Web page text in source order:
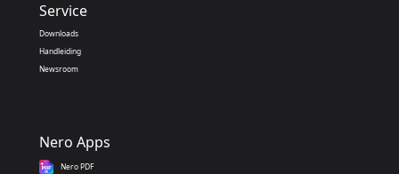
Service
Downloads
Handleiding
Newsroom
Nero Apps
Nero PDF